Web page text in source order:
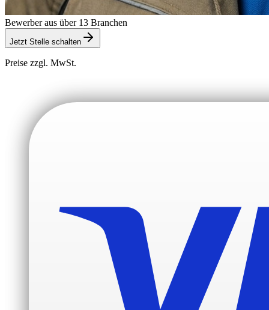
Bewerber aus über 13 Branchen
Jetzt Stelle schalten
Preise zzgl. MwSt.